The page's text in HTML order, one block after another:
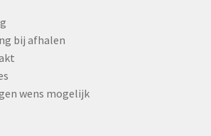
bij afhalen
wens mogelijk